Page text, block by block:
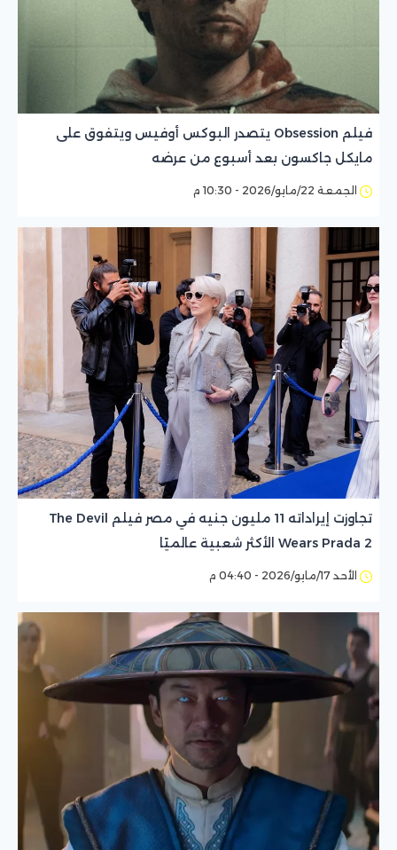
فيلم Obsession يتصدر البوكس أوفيس ويتفوق على
مايكل جاكسون بعد أسبوع من عرضه
الجمعة 22/مايو/2026 - 10:30 م
تجاوزت إيراداته 11 مليون جنيه في مصر فيلم The Devil
Wears Prada 2 الأكثر شعبية عالميًا
الأحد 17/مايو/2026 - 04:40 م